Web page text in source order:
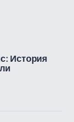
История